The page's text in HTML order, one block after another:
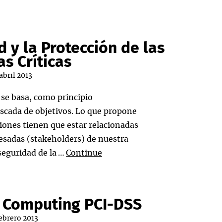
y la Protección de las
Críticas
2013
basa, como principio
de objetivos. Lo que propone
tienen que estar relacionadas
(stakeholders) de nuestra
de la … Continue
PCI-DSS
2013